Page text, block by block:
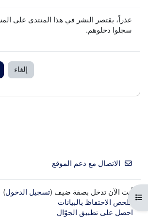
فتح فهرس المقرر
عذراً، يقتصر النشر في هذا المنتدى على
سجلوا دخلوهم.
إلغاء
الاتصال مع دعم الموقع
أنت الآن تدخل بصفة ضيف (تسجيل الدخول)
ملخص الاحتفاظ بالبيانات
احصل على تطبيق الجوّال